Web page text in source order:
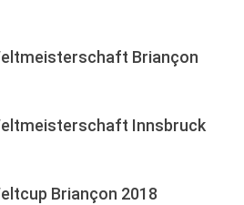
Briançon
Innsbruck
Briançon 2018